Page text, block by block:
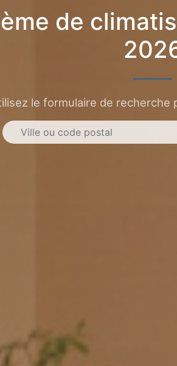
de
le formulaire de recherche